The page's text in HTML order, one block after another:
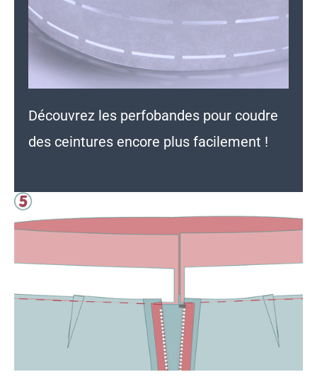
Découvrez les perfobandes pour coudre
des ceintures encore plus facilement !